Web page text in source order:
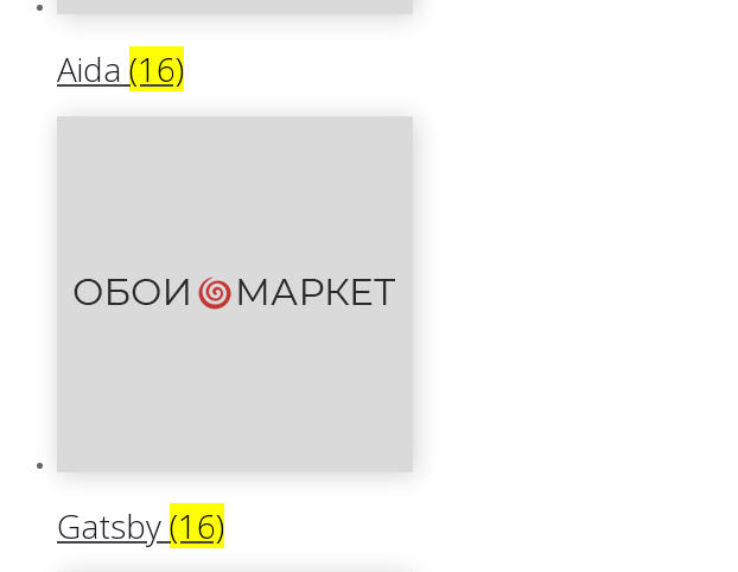
Aida (16)
Gatsby(16)